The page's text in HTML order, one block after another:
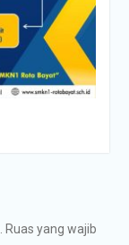
Ruas yang wajib